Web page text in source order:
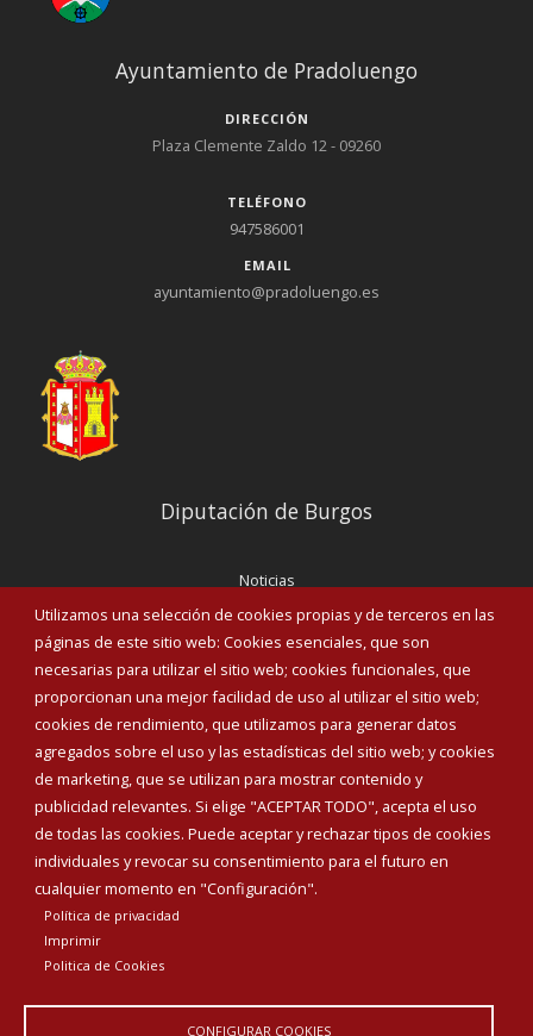
Utilizamos una selección de cookies propias y de terceros en las
páginas de este sitio web: Cookies esenciales, que son
necesarias para utilizar el sitio web; cookies funcionales, que
proporcionan una mejor facilidad de uso al utilizar el sitio web;
cookies de rendimiento, que utilizamos para generar datos
agregados sobre el uso y las estadísticas del sitio web; y cookies
de marketing, que se utilizan para mostrar contenido y
publicidad relevantes. Si elige "ACEPTAR TODO", acepta el uso
de todas las cookies. Puede aceptar y rechazar tipos de cookies
individuales y revocar su consentimiento para el futuro en
cualquier momento en "Configuración".
Política de privacidad
Imprimir
Politica de Cookies
CONFIGURAR COOKIES
Ayuntamiento de Pradoluengo
DIRECCIÓN
Plaza Clemente Zaldo 12 - 09260
TELÉFONO
947586001
EMAIL
ayuntamiento@pradoluengo.es
Diputación de Burgos
Noticias
Eventos
Corporación Municipal
Teléfonos de interés
INICIAR SESIÓN
MAPA WEB